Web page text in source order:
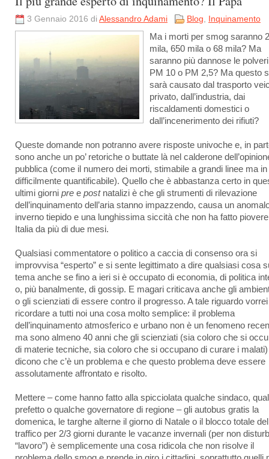
3 Gennaio 2016 di Alessandro Adami Blog, Inquinamento
Ma i morti per smog saranno
mila, 650 mila o 68 mila? Ma
saranno più dannose le
PM 10 o PM 2,5? Ma questo
sarà causato dal trasporto
privato, dall’industria, dai
riscaldamenti domestici o
dall’incenerimento dei rifiuti?
Queste domande non potranno avere risposte univoche e, in
sono anche un po’ retoriche o buttate là nel calderone
pubblica (come il numero dei morti, stimabile a grandi linee ma
difficilmente quantificabile). Quello che è abbastanza certo in
ultimi giorni pre e postnatalizi è che gli strumenti di rilevazione
dell’inquinamento dell’aria stanno impazzendo, causa un
inverno tiepido e una lunghissima siccità che non ha fatto
Italia da più di due mesi.
Qualsiasi commentatore o politico a caccia di consenso ora si
improvvisa “esperto” e si sente legittimato a dire qualsiasi cosa
tema anche se fino a ieri si è occupato di economia, di politica
o, più banalmente, di gossip. E magari criticava anche gli
o gli scienziati di essere contro il progresso. A tale riguardo vorrei
ricordare a tutti noi una cosa molto semplice: il problema
dell’inquinamento atmosferico e urbano non è un fenomeno
ma sono almeno 40 anni che gli scienziati (sia coloro che si
di materie tecniche, sia coloro che si occupano di curare i
dicono che c’è un problema e che questo problema deve essere
assolutamente affrontato e risolto.
Mettere – come hanno fatto alla spicciolata qualche sindaco,
prefetto o qualche governatore di regione – gli autobus gratis la
domenica, le targhe alterne il giorno di Natale o il blocco totale del
traffico per 2/3 giorni durante le vacanze invernali (per non
“lavoro”) è semplicemente una cosa ridicola che non risolve il